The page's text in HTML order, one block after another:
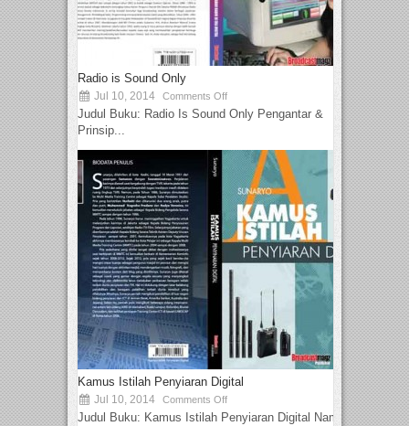
Radio is Sound Only
Jul 10, 2014 Comments Off
Judul Buku: Radio Is Sound Only Pengantar &
Prinsip...
Kamus Istilah Penyiaran Digital
Jul 10, 2014 Comments Off
Judul Buku: Kamus Istilah Penyiaran Digital Nama